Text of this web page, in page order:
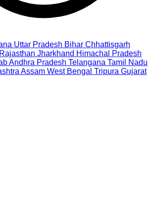
Uttar Pradesh Bihar Chhattisgarh
Rajasthan Jharkhand Himachal Pradesh
Andhra Pradesh Telangana Tamil Nadu
Assam West Bengal Tripura Gujarat